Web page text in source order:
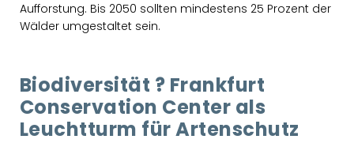
Aufforstung. Bis 2050 sollten mindestens 25 Prozent der
Wälder umgestaltet sein.
Biodiversität ? Frankfurt
Conservation Center als
Leuchtturm für Artenschutz